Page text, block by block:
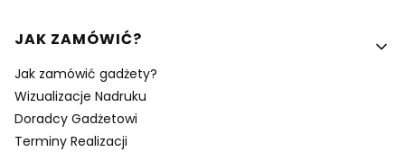
Linki w stopce
JAK ZAMÓWIĆ?
Jak zamówić gadżety?
Wizualizacje Nadruku
Doradcy Gadżetowi
Terminy Realizacji